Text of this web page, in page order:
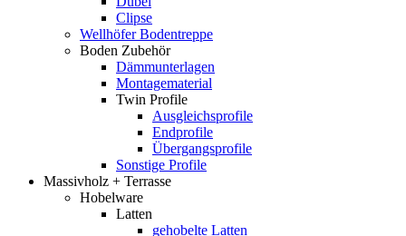
Clipse
Wellhöfer Bodentreppe
Boden Zubehör
Dämmunterlagen
Montagematerial
Twin Profile
Ausgleichsprofile
Endprofile
Übergangsprofile
Sonstige Profile
Massivholz + Terrasse
Hobelware
Latten
gehobelte Latten